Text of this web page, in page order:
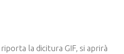
la dicitura GIF, si aprirà